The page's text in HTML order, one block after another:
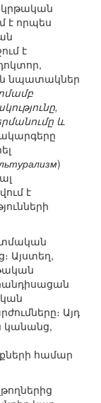
կրթական
է որպես
է
նպատակներ
և
)
է
Այստեղ,
Այդ
կանանց,
համար